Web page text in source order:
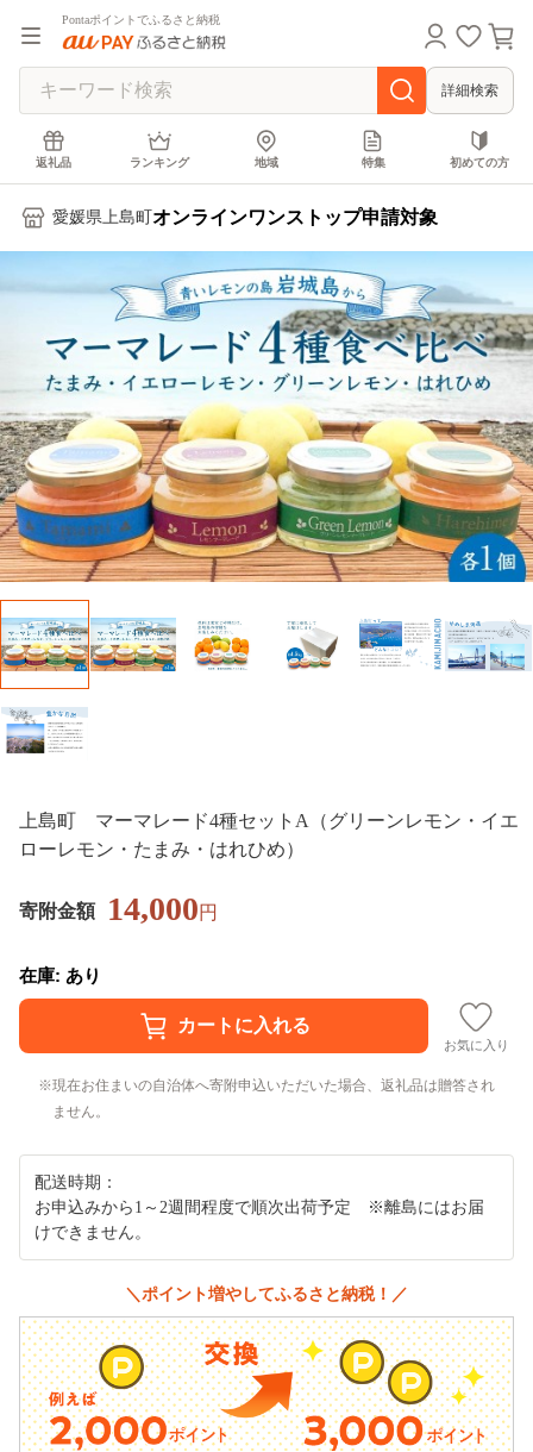
Pontaポイントでふるさと納税
詳細検索
返礼品 ランキング 地域 特集 初めての方
愛媛県上島町 オンラインワンストップ申請対象
上島町 マーマレード4種セットA（グリーンレモン・イエ
ローレモン・たまみ・はれひめ）
寄附金額 14,000円
在庫: あり
お気に入り
現在お住まいの自治体へ寄附申込いただいた場合、返礼品は贈答され
ません。
配送時期：
お申込みから1～2週間程度で順次出荷予定 ※離島にはお届
けできません。
＼ポイント増やしてふるさと納税！／